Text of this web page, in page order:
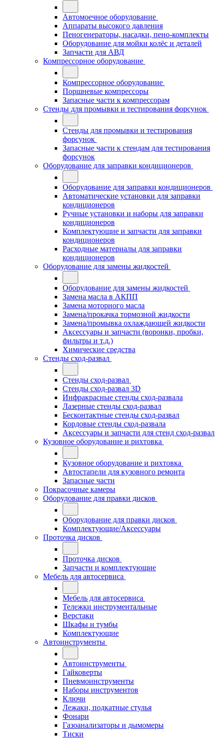
Автомоечное оборудование
Аппараты высокого давления
Пеногенераторы, насадки, пено-комплекты
Оборудование для мойки колёс и деталей
Запчасти для АВД
Компрессорное оборудование
Компрессорное оборудование
Поршневые компрессоры
Запасные части к компрессорам
Стенды для промывки и тестирования форсунок
Стенды для промывки и тестирования
форсунок
Запасные части к стендам для тестирования
форсунок
Оборудование для заправки кондиционеров
Оборудование для заправки кондиционеров
Автоматические установки для заправки
кондиционеров
Ручные установки и наборы для заправки
кондиционеров
Комплектующие и запчасти для заправки
кондиционеров
Расходные материалы для заправки
кондиционеров
Оборудование для замены жидкостей
Оборудование для замены жидкостей
Замена масла в АКПП
Замена моторного масла
Замена/прокачка тормозной жидкости
Замена/промывка охлаждающей жидкости
Аксессуары и запчасти (воронки, пробки,
фильтры и т.д.)
Химические средства
Стенды сход-развал
Стенды сход-развал
Стенды сход-развал 3D
Инфракрасные стенды сход-развала
Лазерные стенды сход-развал
Бесконтактные стенды сход-развал
Кордовые стенды сход-развала
Аксессуары и запчасти для стенд сход-развал
Кузовное оборудование и рихтовка
Кузовное оборудование и рихтовка
Автостапели для кузовного ремонта
Запасные части
Покрасочные камеры
Оборудование для правки дисков
Оборудование для правки дисков
Комплектующие/Аксессуары
Проточка дисков
Проточка дисков
Запчасти и комплектующие
Мебель для автосервиса
Мебель для автосервиса
Тележки инструментальные
Верстаки
Шкафы и тумбы
Комплектующие
Автоинструменты
Автоинструменты
Гайковерты
Пневмоинструменты
Наборы инструментов
Ключи
Лежаки, подкатные стулья
Фонари
Газоанализаторы и дымомеры
Тиски